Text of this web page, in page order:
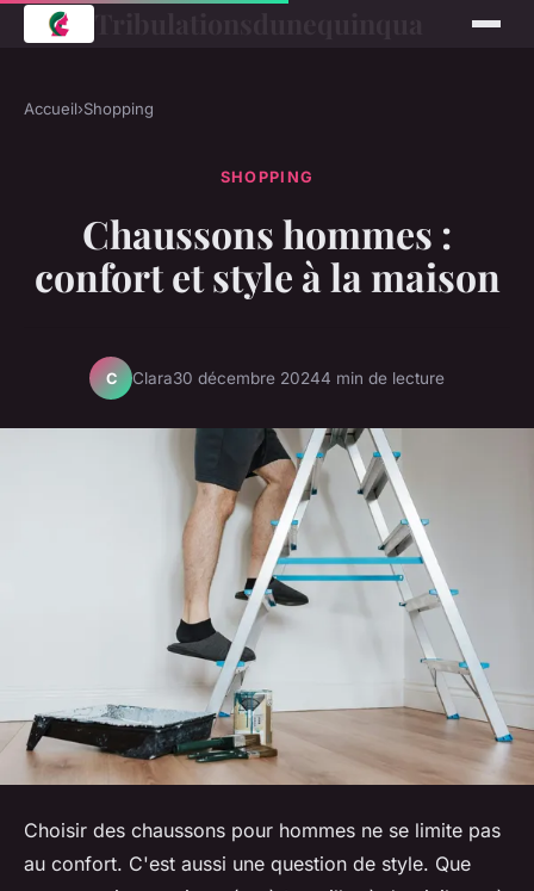
Accueil›Shopping
SHOPPING
Chaussons hommes :
confort et style à la maison
C Clara30 décembre 20244 min de lecture
Choisir des chaussons pour hommes ne se limite pas
au confort. C'est aussi une question de style. Que